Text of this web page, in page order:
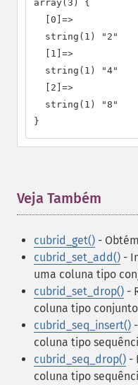
array(3) {
  [0]=>
  string(1) "2"
  [1]=>
  string(1) "4"
  [2]=>
  string(1) "8"
}
Veja Também
cubrid_get() -
cubrid_set_add() -
uma coluna tipo
cubrid_set_drop() -
coluna tipo
cubrid_seq_insert()
coluna tipo
cubrid_seq_drop() -
coluna tipo